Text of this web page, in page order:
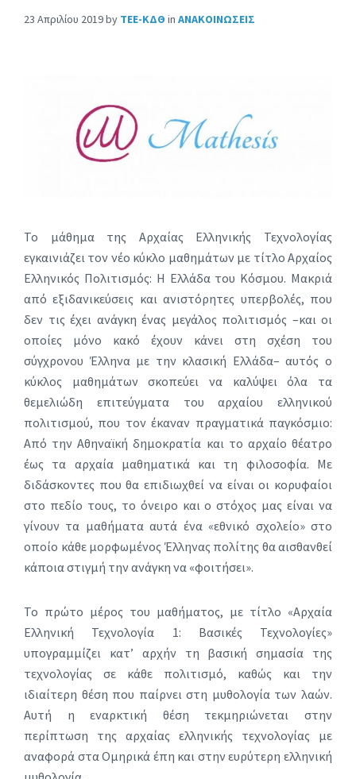
23 Απριλίου 2019by ΤΕΕ-ΚΔΘ in ΑΝΑΚΟΙΝΩΣΕΙΣ
Το μάθημα της Αρχαίας Ελληνικής Τεχνολογίας
εγκαινιάζει τον νέο κύκλο μαθημάτων με τίτλο Αρχαίος
Ελληνικός Πολιτισμός: Η Ελλάδα του Κόσμου. Μακριά
από εξιδανικεύσεις και ανιστόρητες υπερβολές, που
δεν τις έχει ανάγκη ένας μεγάλος πολιτισμός –και οι
οποίες μόνο κακό έχουν κάνει στη σχέση του
σύγχρονου Έλληνα με την κλασική Ελλάδα– αυτός ο
κύκλος μαθημάτων σκοπεύει να καλύψει όλα τα
θεμελιώδη επιτεύγματα του αρχαίου ελληνικού
πολιτισμού, που τον έκαναν πραγματικά παγκόσμιο:
Από την Αθηναϊκή δημοκρατία και το αρχαίο θέατρο
έως τα αρχαία μαθηματικά και τη φιλοσοφία. Με
διδάσκοντες που θα επιδιωχθεί να είναι οι κορυφαίοι
στο πεδίο τους, το όνειρο και ο στόχος μας είναι να
γίνουν τα μαθήματα αυτά ένα «εθνικό σχολείο» στο
οποίο κάθε μορφωμένος Έλληνας πολίτης θα αισθανθεί
κάποια στιγμή την ανάγκη να «φοιτήσει».
Το πρώτο μέρος του μαθήματος, με τίτλο «Αρχαία
Ελληνική Τεχνολογία 1: Βασικές Τεχνολογίες»
υπογραμμίζει κατ’ αρχήν τη βασική σημασία της
τεχνολογίας σε κάθε πολιτισμό, καθώς και την
ιδιαίτερη θέση που παίρνει στη μυθολογία των λαών.
Αυτή η εναρκτική θέση τεκμηριώνεται στην
περίπτωση της αρχαίας ελληνικής τεχνολογίας με
αναφορά στα Ομηρικά έπη και στην ευρύτερη ελληνική